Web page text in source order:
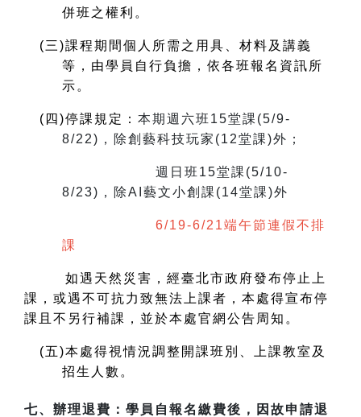
併班之權利。
(三)課程期間個人所需之用具、材料及講義
等，由學員自行負擔，依各班報名資訊所
示。
( 四)停課規定： 本期週六班15堂課(5/9-
8/22)，除創藝科技玩家(12堂課)外；
週日班15堂課(5/10-
8/23)，除AI藝文小創課(14堂課)外
6/19-6/21端午節連假不排
課
如遇天然災害，經臺北市政府發布停止上
課，或遇不可抗力致無法上課者，本處得宣布停
課且不另行補課，並於本處官網公告周知。
(五)本處得視情況調整開課班別、上課教室及
招生人數。
七、 辦理退費 ：學員自報名繳費後，因故申請退